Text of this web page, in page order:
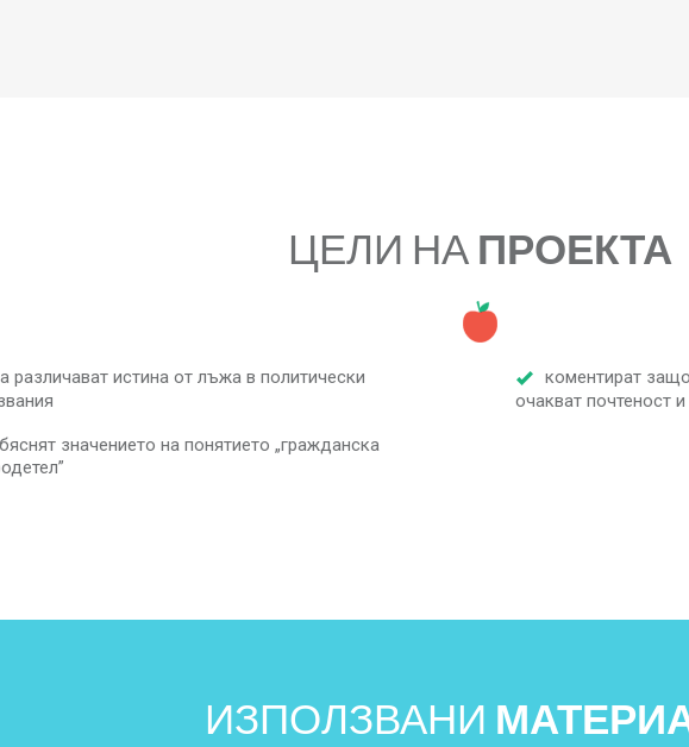
ЦЕЛИ НА ПРОЕКТА
различават истина от лъжа в политически
коментират
очакват почтеност
значението на понятието „гражданска
ИЗПОЛЗВАНИ